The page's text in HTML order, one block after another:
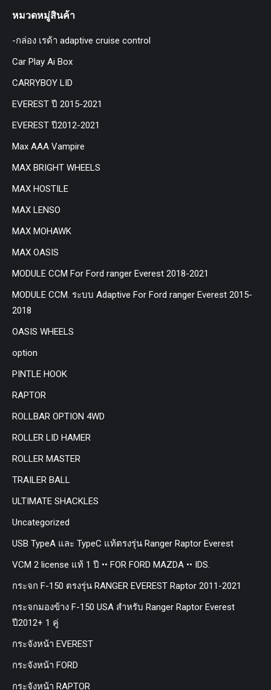
หมวดหมู่สินค้า
-กล่อง เรด้า adaptive cruise control
Car Play Ai Box
CARRYBOY LID
EVEREST ปี 2015-2021
EVEREST ปี2012-2021
Max AAA Vampire
MAX BRIGHT WHEELS
MAX HOSTILE
MAX LENSO
MAX MOHAWK
MAX OASIS
MODULE CCM For Ford ranger Everest 2018-2021
MODULE CCM. ระบบ Adaptive For Ford ranger Everest 2015-
2018
OASIS WHEELS
option
PINTLE HOOK
RAPTOR
ROLLBAR OPTION 4WD
ROLLER LID HAMER
ROLLER MASTER
TRAILER BALL
ULTIMATE SHACKLES
Uncategorized
USB TypeA และ TypeC แท้ตรงรุ่น Ranger Raptor Everest
VCM 2 license แท้ 1 ปี •• FOR FORD MAZDA •• IDS.
กระจก F-150 ตรงรุ่น RANGER EVEREST Raptor 2011-2021
กระจกมองข้าง F-150 USA สำหรับ Ranger Raptor Everest
ปี2012+ 1 คู่
กระจังหน้า EVEREST
กระจังหน้า FORD
กระจังหน้า RAPTOR